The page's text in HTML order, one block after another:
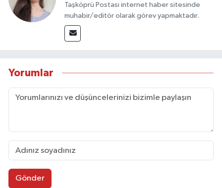
Taşköprü Postası internet haber sitesinde
muhabir/editör olarak görev yapmaktadır.
Yorumlar
Gönder